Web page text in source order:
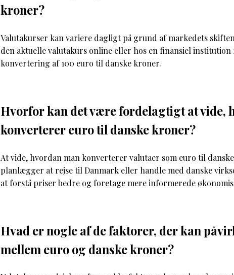
kroner?
Valutakurser kan variere dagligt på grund af markedets
den aktuelle valutakurs online eller hos en finansiel
konvertering af 100 euro til danske kroner.
Hvorfor kan det være fordelagtigt at vide,
konverterer euro til danske kroner?
At vide, hvordan man konverterer valutaer som euro til
planlægger at rejse til Danmark eller handle med danske
at forstå priser bedre og foretage mere informerede
Hvad er nogle af de faktorer, der kan
mellem euro og danske kroner?